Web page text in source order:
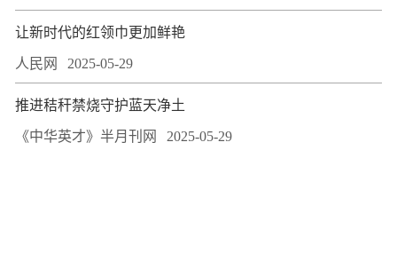
让新时代的红领巾更加鲜艳
人民网 2025-05-29
推进秸秆禁烧守护蓝天净土
《中华英才》半月刊网 2025-05-29